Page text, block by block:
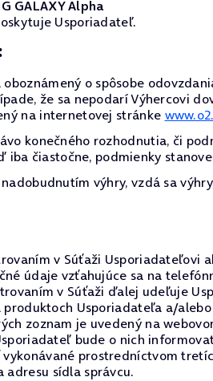
GALAXY Alpha
Usporiadateľ.
o spôsobe
že sa nepodarí Výhercovi
na internetovej stránke
konečného rozhodnutia, či
iba čiastočne, podmienky
výhry, vzdá sa
v Súťaži Usporiadateľovi
údaje vzťahujúce sa na
v Súťaži ďalej udeľuje
Usporiadateľa a/
zoznam je uvedený na
bude o nich
prostredníctvom
adresu sídla správcu.